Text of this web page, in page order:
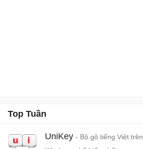
Top Tuần
UniKey - Bộ gõ tiếng Việt trên